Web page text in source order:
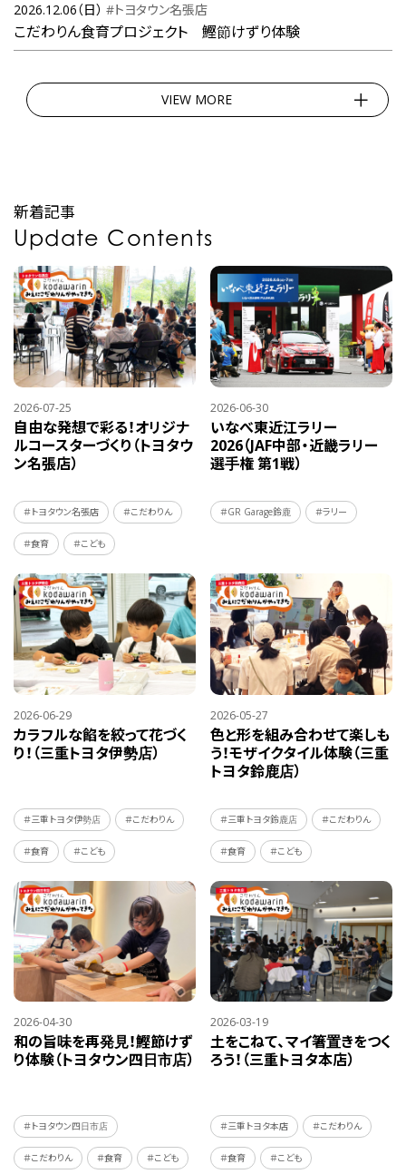
2026.12.06（日） #トヨタウン名張店
こだわりん食育プロジェクト 鰹節けずり体験
VIEW MORE
新着記事
Update Contents
2026-07-25
自由な発想で彩る！オリジナ
ルコースターづくり（トヨタウ
ン名張店）
＃トヨタウン名張店 ＃こだわりん
＃食育 ＃こども
2026-06-30
いなべ東近江ラリー
2026（JAF中部・近畿ラリー
選手権 第1戦）
＃GR Garage鈴鹿 ＃ラリー
2026-06-29
カラフルな餡を絞って花づく
り！（三重トヨタ伊勢店）
＃三重トヨタ伊勢店 ＃こだわりん
＃食育 ＃こども
2026-05-27
色と形を組み合わせて楽しも
う！モザイクタイル体験（三重
トヨタ鈴鹿店）
＃三重トヨタ鈴鹿店 ＃こだわりん
＃食育 ＃こども
2026-04-30
和の旨味を再発見！鰹節けず
り体験（トヨタウン四日市店）
＃トヨタウン四日市店
＃こだわりん ＃食育 ＃こども
2026-03-19
土をこねて、マイ箸置きをつく
ろう！（三重トヨタ本店）
＃三重トヨタ本店 ＃こだわりん
＃食育 ＃こども